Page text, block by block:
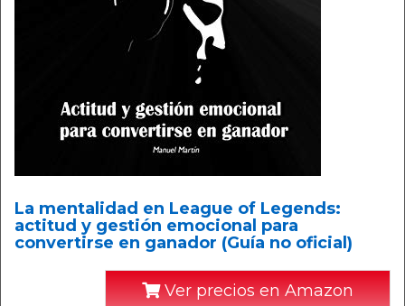
La mentalidad en League of Legends:
actitud y gestión emocional para
convertirse en ganador (Guía no oficial)
Ver precios en Amazon